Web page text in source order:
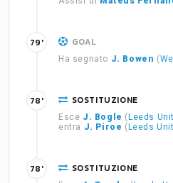
GOAL
Ha segnato J. Bowen (
79'
SOSTITUZIONE
Esce J. Bogle ( Leeds
entra J. Piroe ( Leeds
78'
SOSTITUZIONE
78'